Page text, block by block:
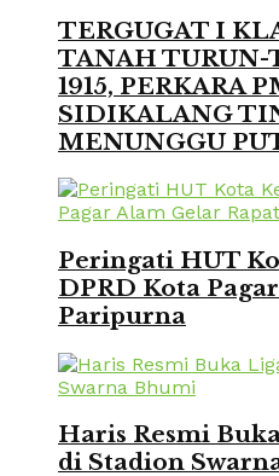
TERGUGAT I
TANAH TURUN-
1915, PERKARA
SIDIKALANG
MENUNGGU
Peringati HUT
DPRD Kota
Paripurna
Haris Resmi
di Stadion